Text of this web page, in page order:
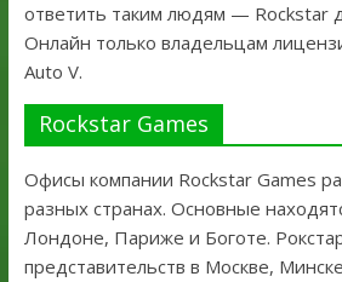
ответить таким людям — Rockstar
Онлайн только владельцам
Auto V.
Rockstar Games
Офисы компании Rockstar Games
разных странах. Основные
Лондоне, Париже и Боготе.
представительств в Москве,